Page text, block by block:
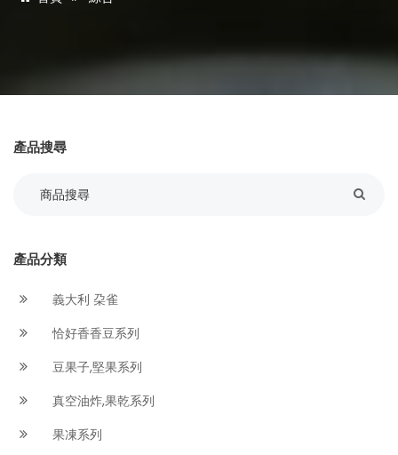
產品搜尋
產品分類
義大利 朶雀
恰好香香豆系列
豆果子,堅果系列
真空油炸,果乾系列
果凍系列